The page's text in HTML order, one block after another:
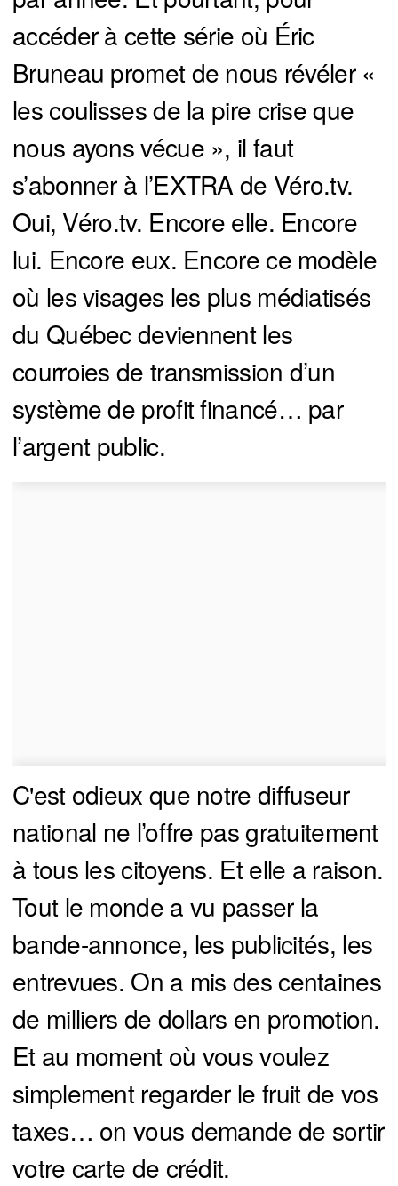
accéder à cette série où Éric
Bruneau promet de nous révéler «
les coulisses de la pire crise que
nous ayons vécue », il faut
s’abonner à l’EXTRA de Véro.tv.
Oui, Véro.tv. Encore elle. Encore
lui. Encore eux. Encore ce modèle
où les visages les plus médiatisés
du Québec deviennent les
courroies de transmission d’un
système de profit financé… par
l’argent public.
C'est odieux que notre diffuseur
national ne l’offre pas gratuitement
à tous les citoyens. Et elle a raison.
Tout le monde a vu passer la
bande-annonce, les publicités, les
entrevues. On a mis des centaines
de milliers de dollars en promotion.
Et au moment où vous voulez
simplement regarder le fruit de vos
taxes… on vous demande de sortir
votre carte de crédit.